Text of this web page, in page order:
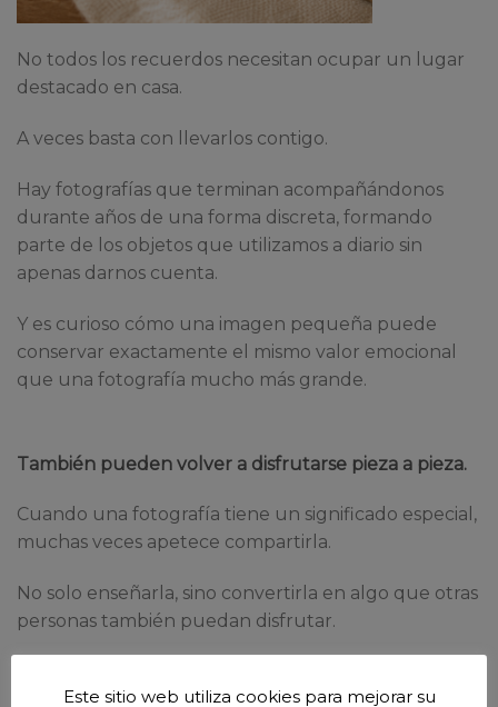
No todos los recuerdos necesitan ocupar un lugar
destacado en casa.
A veces basta con llevarlos contigo.
Hay fotografías que terminan acompañándonos
durante años de una forma discreta, formando
parte de los objetos que utilizamos a diario sin
apenas darnos cuenta.
Y es curioso cómo una imagen pequeña puede
conservar exactamente el mismo valor emocional
que una fotografía mucho más grande.
También pueden volver a disfrutarse pieza a pieza.
Cuando una fotografía tiene un significado especial,
muchas veces apetece compartirla.
No solo enseñarla, sino convertirla en algo que otras
personas también puedan disfrutar.
transformándose en regalos personales, diferentes y
Este sitio web utiliza cookies para mejorar su